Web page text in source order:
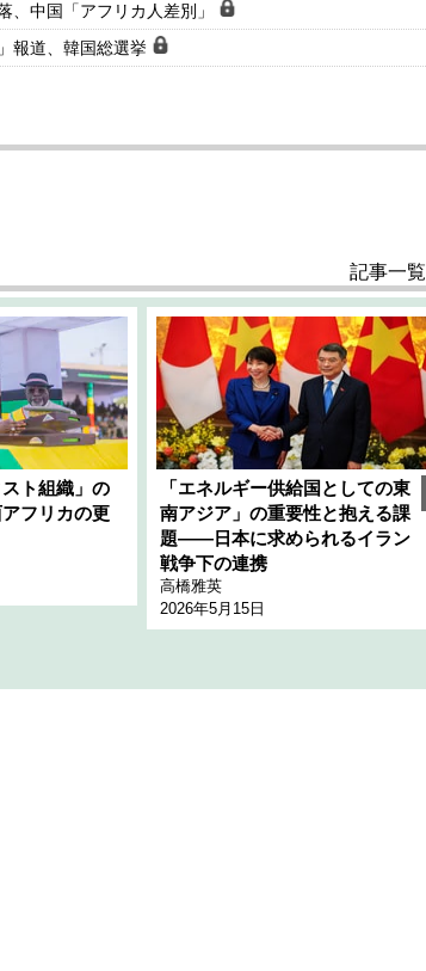
、中国「アフリカ人差別」
報道、韓国総選挙
記事一覧
ト組織」の
フリカの更
「エネルギー供給国としての東
南アジア」の重要性と抱える課
題――日本に求められるイラン
戦争下の連携
高橋雅英
2026年5月15日